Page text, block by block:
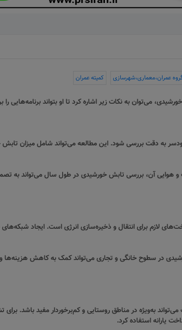
عمران،معماری،شهرسازی کمیته عمران
می‌توان به نکات زیر اشاره کرد تا او بتواند برنامه‌هایی
به دقت بررسی شود. این مطالعه می‌تواند شامل میزان
و هوایی آن، بررسی تابش خورشیدی در طول سال می‌تواند به
لازم برای انتقال و ذخیره‌سازی انرژی است. ایجاد
در سطوح خانگی و تجاری می‌تواند کمک به کاهش هزینه‌ها و
به‌ویژه در مناطق روستایی و کم‌برخوردار مفید باشد.
یارانه استفاده کرد.